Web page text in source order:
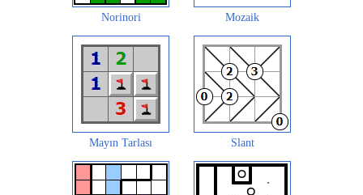
Norinori Mozaik
Mayın Tarlası Slant